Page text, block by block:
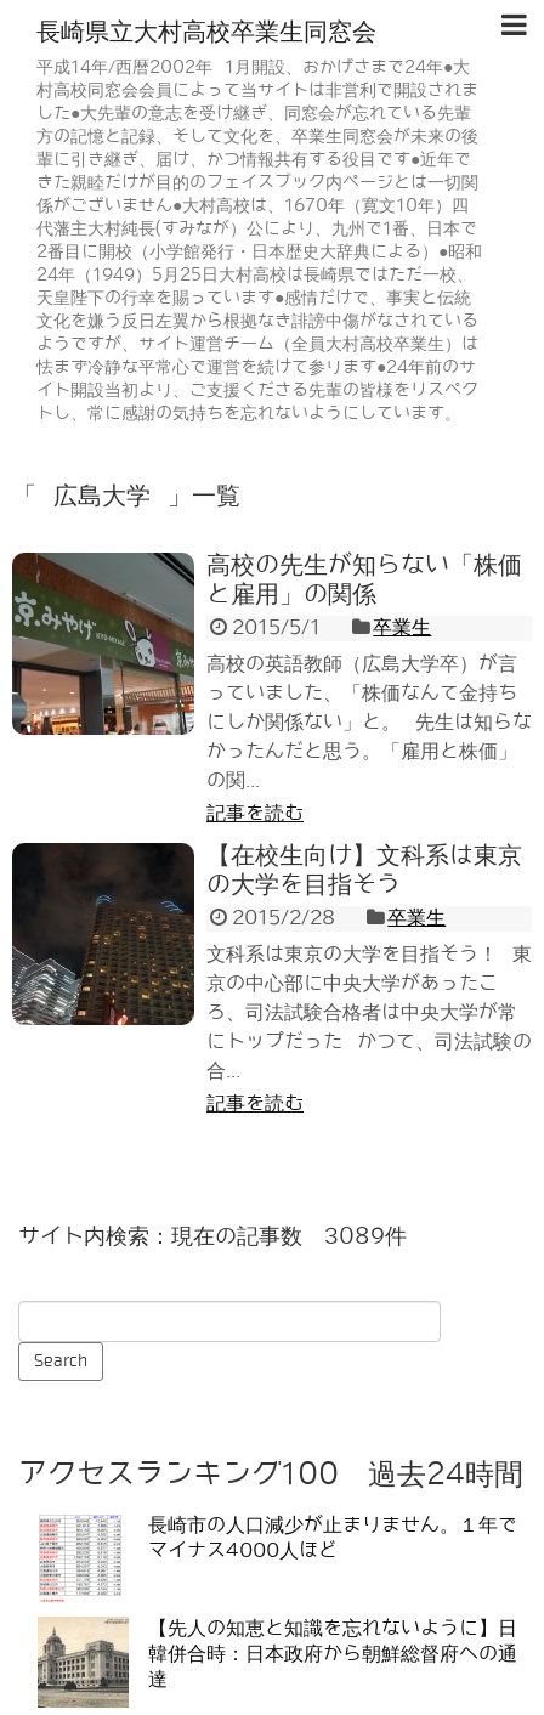
長崎県立大村高校卒業生同窓会
平成14年/西暦2002年 1月開設、おかげさまで24年●大
村高校同窓会会員によって当サイトは非営利で開設されま
した●大先輩の意志を受け継ぎ、同窓会が忘れている先輩
方の記憶と記録、そして文化を、卒業生同窓会が未来の後
輩に引き継ぎ、届け、かつ情報共有する役目です●近年で
きた親睦だけが目的のフェイスブック内ページとは一切関
係がございません●大村高校は、1670年（寛文10年）四
代藩主大村純長(すみなが）公により、九州で1番、日本で
2番目に開校（小学館発行・日本歴史大辞典による）●昭和
24年（1949）5月25日大村高校は長崎県ではただ一校、
天皇陛下の行幸を賜っています●感情だけで、事実と伝統
文化を嫌う反日左翼から根拠なき誹謗中傷がなされている
ようですが、サイト運営チーム（全員大村高校卒業生）は
怯まず冷静な平常心で運営を続けて参ります●24年前のサ
イト開設当初より、ご支援くださる先輩の皆様をリスペク
トし、常に感謝の気持ちを忘れないようにしています。
「 広島大学 」一覧
高校の先生が知らない「株価
と雇用」の関係
2015/5/1
卒業生
高校の英語教師（広島大学卒）が言
っていました、「株価なんて金持ち
にしか関係ない」と。 先生は知らな
かったんだと思う。「雇用と株価」
の関...
記事を読む
【在校生向け】文科系は東京
の大学を目指そう
2015/2/28
卒業生
文科系は東京の大学を目指そう！ 東
京の中心部に中央大学があったこ
ろ、司法試験合格者は中央大学が常
にトップだった かつて、司法試験の
合...
記事を読む
サイト内検索：現在の記事数 3089件
アクセスランキング100 過去24時間
長崎市の人口減少が止まりません。１年で
マイナス4000人ほど
【先人の知恵と知識を忘れないように】日
韓併合時：日本政府から朝鮮総督府への通
達